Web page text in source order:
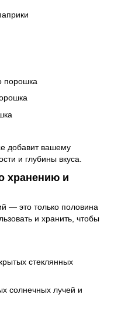
порошка
добавит вашему
и глубины вкуса.
хранению и
— это только половина
и хранить, чтобы
стеклянных
солнечных лучей и